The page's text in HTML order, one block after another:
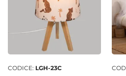
Interni
Materiale
Poliestere
Colore
CODICE: LGH-23C